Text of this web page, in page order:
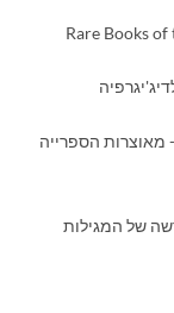
Rare Books
מאוצרות הספרייה
של המגילות